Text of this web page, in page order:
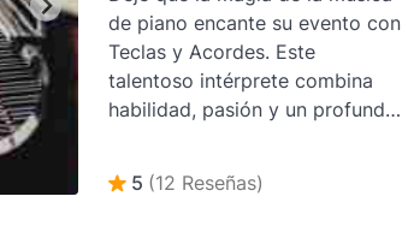
de piano encante su evento con
Teclas y Acordes. Este
talentoso intérprete combina
habilidad, pasión y un profundo
5 (12 Reseñas)